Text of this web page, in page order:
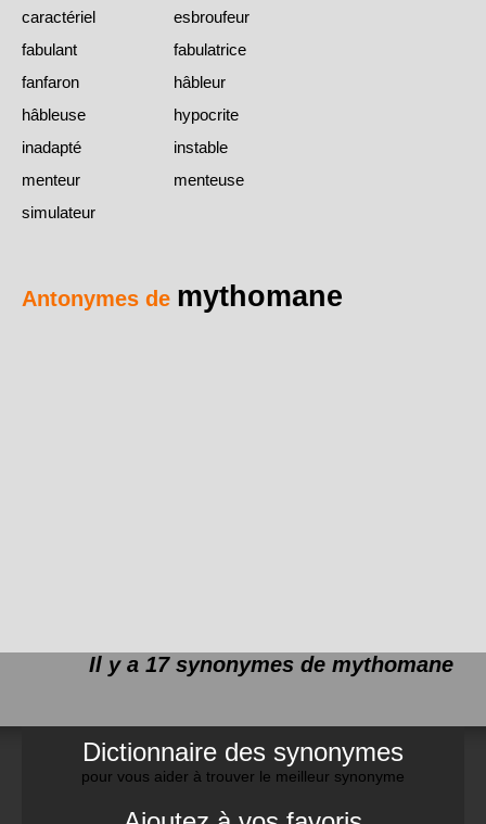
caractériel
esbroufeur
fabulant
fabulatrice
fanfaron
hâbleur
hâbleuse
hypocrite
inadapté
instable
menteur
menteuse
simulateur
Antonymes de mythomane
Il y a 17 synonymes de mythomane
Dictionnaire des synonymes
pour vous aider à trouver le meilleur synonyme